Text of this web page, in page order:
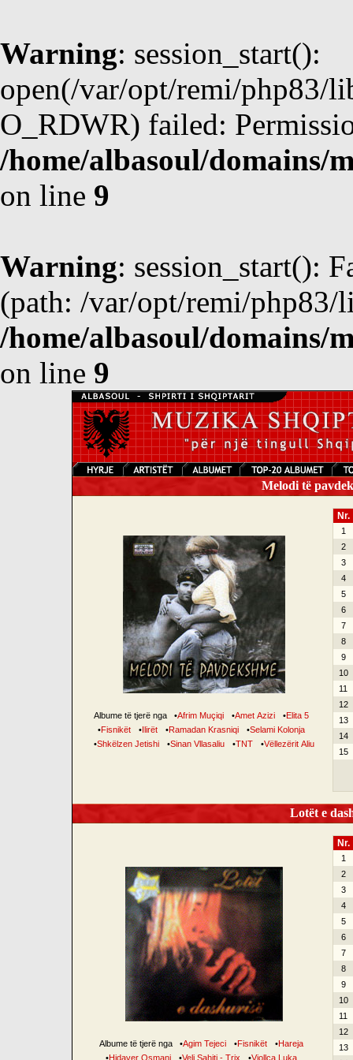
Warning: session_start():
open(/var/opt/remi/php83/
O_RDWR) failed:
/home/albasoul/domains/
on line 9
Warning: session_start():
(path: /var/opt/remi/php83/
/home/albasoul/domains/
on line 9
Melodi të
Albume të tjerë nga •Afrim Muçiqi •Amet Azizi •Elita 5
•Fisnikët •Ilirët •Ramadan Krasniqi •Selami Kolonja
•Shkëlzen Jetishi •Sinan Vllasaliu •TNT •Vëllezërit Aliu
Nr.
1
2
3
4
5
6
7
8
9
10
11
12
13
14
15
Lotët e
Albume të tjerë nga •Agim Tejeci •Fisnikët •Hareja
•Hidaver Osmani •Veli Sahiti - Trix •Vjollca Luka
Nr.
1
2
3
4
5
6
7
8
9
10
11
12
13